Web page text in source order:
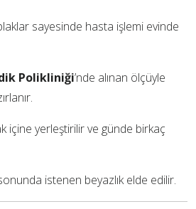
sayesinde hasta işlemi evinde
Polikliniği’nde alınan ölçüyle
içine yerleştirilir ve günde birkaç
istenen beyazlık elde edilir.